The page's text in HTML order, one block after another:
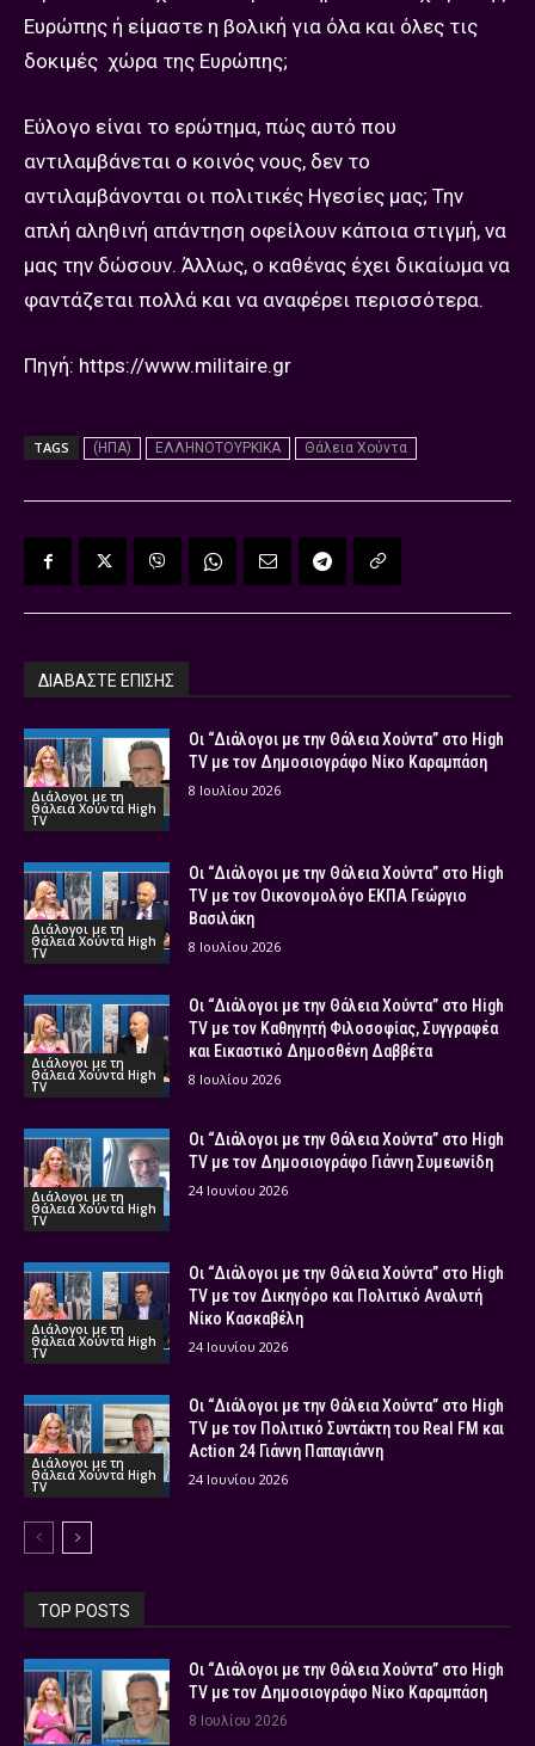
Ευρώπης ή είμαστε η βολική για όλα και όλες τις
δοκιμές χώρα της Ευρώπης;
Εύλογο είναι το ερώτημα, πώς αυτό που
αντιλαμβάνεται ο κοινός νους, δεν το
αντιλαμβάνονται οι πολιτικές Ηγεσίες μας; Την
απλή αληθινή απάντηση οφείλουν κάποια στιγμή, να
μας την δώσουν. Άλλως, ο καθένας έχει δικαίωμα να
φαντάζεται πολλά και να αναφέρει περισσότερα.
Πηγή: https://www.militaire.gr
TAGS (ΗΠΑ) ΕΛΛΗΝΟΤΟΥΡΚΙΚΑ Θάλεια Χούντα
ΔΙΑΒΑΣΤΕ ΕΠΙΣΗΣ
Διάλογοι με τη
Θάλεια Χούντα High
TV
Οι “Διάλογοι με την Θάλεια Χούντα” στο High
TV με τον Δημοσιογράφο Νίκο Καραμπάση
8 Ιουλίου 2026
Διάλογοι με τη
Θάλεια Χούντα High
TV
Οι “Διάλογοι με την Θάλεια Χούντα” στο High
TV με τον Οικονομολόγο ΕΚΠΑ Γεώργιο
Βασιλάκη
8 Ιουλίου 2026
Διάλογοι με τη
Θάλεια Χούντα High
TV
Οι “Διάλογοι με την Θάλεια Χούντα” στο High
TV με τον Καθηγητή Φιλοσοφίας, Συγγραφέα
και Εικαστικό Δημοσθένη Δαββέτα
8 Ιουλίου 2026
Διάλογοι με τη
Θάλεια Χούντα High
TV
Οι “Διάλογοι με την Θάλεια Χούντα” στο High
TV με τον Δημοσιογράφο Γιάννη Συμεωνίδη
24 Ιουνίου 2026
Διάλογοι με τη
Θάλεια Χούντα High
TV
Οι “Διάλογοι με την Θάλεια Χούντα” στο High
TV με τον Δικηγόρο και Πολιτικό Αναλυτή
Νίκο Κασκαβέλη
24 Ιουνίου 2026
Διάλογοι με τη
Θάλεια Χούντα High
TV
Οι “Διάλογοι με την Θάλεια Χούντα” στο High
TV με τον Πολιτικό Συντάκτη του Real FM και
Action 24 Γιάννη Παπαγιάννη
24 Ιουνίου 2026
TOP POSTS
Οι “Διάλογοι με την Θάλεια Χούντα” στο High
TV με τον Δημοσιογράφο Νίκο Καραμπάση
8 Ιουλίου 2026